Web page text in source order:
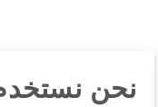
وصف المنتج
نحن